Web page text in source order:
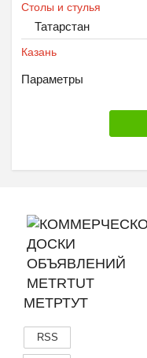
Столы и стулья
Татарстан
Казань
Параметры
МЕТРТУТ
RSS